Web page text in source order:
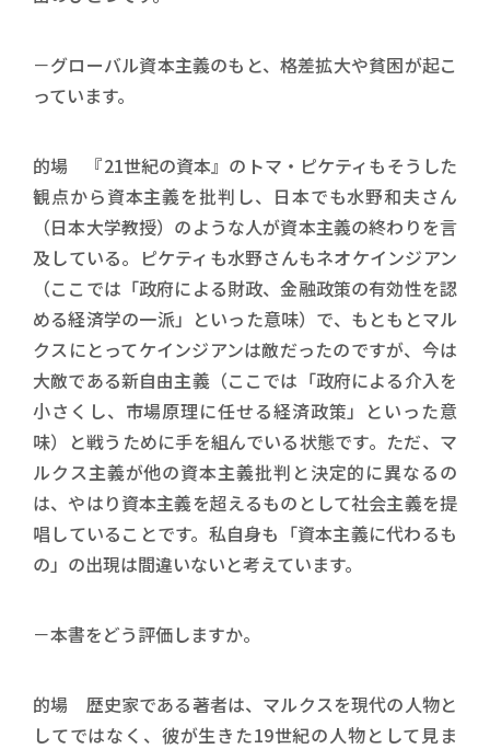
－グローバル資本主義のもと、格差拡大や貧困が起こ
っています。
的場 『21世紀の資本』のトマ・ピケティもそうした
観点から資本主義を批判し、日本でも水野和夫さん
（日本大学教授）のような人が資本主義の終わりを言
及している。ピケティも水野さんもネオケインジアン
（ここでは「政府による財政、金融政策の有効性を認
める経済学の一派」といった意味）で、もともとマル
クスにとってケインジアンは敵だったのですが、今は
大敵である新自由主義（ここでは「政府による介入を
小さくし、市場原理に任せる経済政策」といった意
味）と戦うために手を組んでいる状態です。ただ、マ
ルクス主義が他の資本主義批判と決定的に異なるの
は、やはり資本主義を超えるものとして社会主義を提
唱していることです。私自身も「資本主義に代わるも
の」の出現は間違いないと考えています。
－本書をどう評価しますか。
的場 歴史家である著者は、マルクスを現代の人物と
してではなく、彼が生きた19世紀の人物として見ま